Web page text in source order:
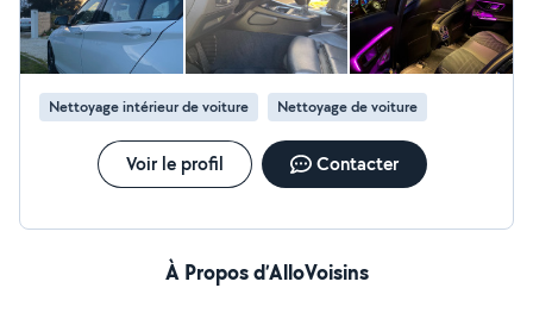
et désinfection des plastiques Nettoyage vitres
intérieures Nettoyage extérieur (lavage carrosserie,
jantes, pneus) Lustrage / remise en brillance possible
selon le véhicule Travail soigné, sérieux et professionnel
Idéal pour véhicules du quotidien, revente, retour de
leasing ou simple entretien Intervention rapide, sur
rendez-vous Paiement accepté : espèces, virement,
carte bancaire Déplacement dans votre secteur
Contactez-moi pour un devis ou une prise de rendez-
Nettoyage intérieur de voiture Nettoyage de voiture
Voir le profil Contacter
À Propos d’AlloVoisins